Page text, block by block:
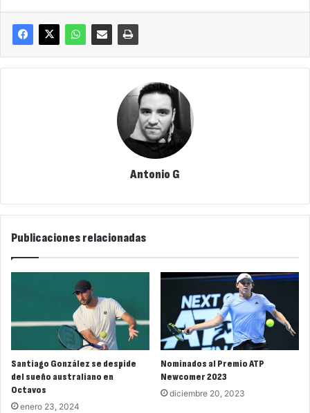
Antonio G
Publicaciones relacionadas
Santiago González se despide
del sueño australiano en
Octavos
enero 23, 2024
Nominados al Premio ATP
Newcomer 2023
diciembre 20, 2023